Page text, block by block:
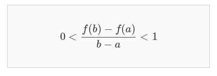
0 <
f(b) − f(a)
b − a
< 1